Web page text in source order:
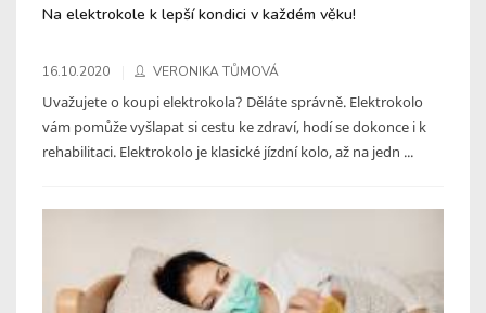
Na elektrokole k lepší kondici v každém věku!
16.10.2020 VERONIKA TŮMOVÁ
Uvažujete o koupi elektrokola? Děláte správně. Elektrokolo
vám pomůže vyšlapat si cestu ke zdraví, hodí se dokonce i k
rehabilitaci. Elektrokolo je klasické jízdní kolo, až na jedn ...